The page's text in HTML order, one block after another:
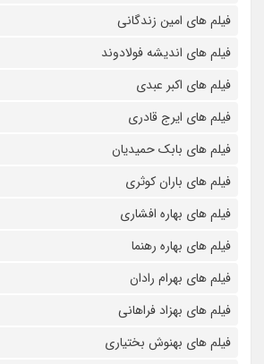
فیلم های امین زندگانی
فیلم های اندیشه فولادوند
فیلم های اکبر عبدی
فیلم های ایرج قادری
فیلم های بابک حمیدیان
فیلم های باران کوثری
فیلم های بهاره افشاری
فیلم های بهاره رهنما
فیلم های بهرام رادان
فیلم های بهزاد فراهانی
فیلم های بهنوش بختیاری